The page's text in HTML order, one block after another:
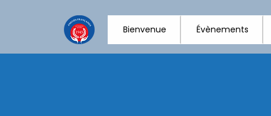
Bienvenue Évènements